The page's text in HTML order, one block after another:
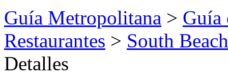
Guía Metropolitana > Guía
Restaurantes > South
Detalles